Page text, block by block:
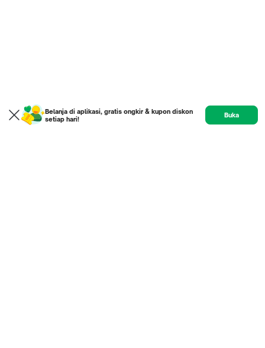
Belanja di aplikasi, gratis ongkir & kupon diskon
setiap hari!
Buka